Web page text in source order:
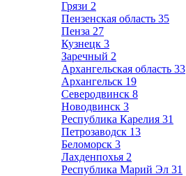
Грязи 2
Пензенская область 35
Пенза 27
Кузнецк 3
Заречный 2
Архангельская область 33
Архангельск 19
Северодвинск 8
Новодвинск 3
Республика Карелия 31
Петрозаводск 13
Беломорск 3
Лахденпохья 2
Республика Марий Эл 31